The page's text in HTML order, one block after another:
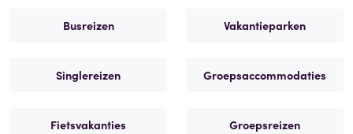
Busreizen Vakantieparken
Singlereizen Groepsaccommodaties
Fietsvakanties Groepsreizen